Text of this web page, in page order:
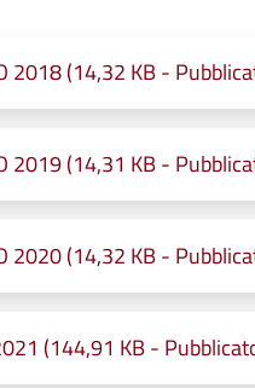
2018 (14,32 KB -
2019 (14,31 KB -
2020 (14,32 KB -
(144,91 KB -